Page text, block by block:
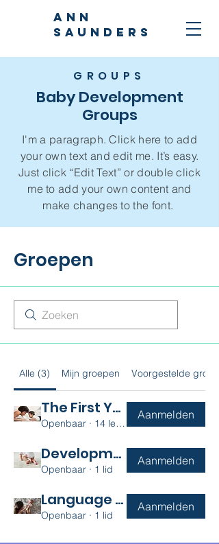
ANN
SAUNDERS
GROUPS
Baby Development
Groups
I'm a paragraph. Click here to add
your own text and edit me. It’s easy.
Just click “Edit Text” or double click
me to add your own content and
make changes to the font.
Groepen
Alle (3) Mijn groepen Voorgestelde
The First Year
Openbaar · 14 leden
Aanmelden
Developmental Disability
Openbaar · 1 lid
Aanmelden
Language Development
Openbaar · 1 lid
Aanmelden